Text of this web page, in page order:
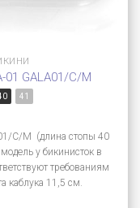
01 GALA01/C/M
41
C/M (длина стопы 40
у бикинисток в
требованиям
каблука 11,5 см.